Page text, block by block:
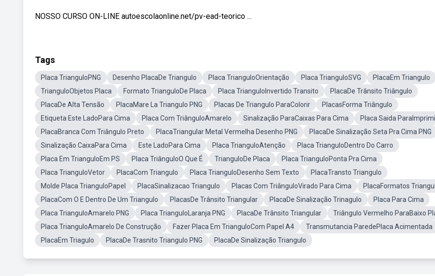
NOSSO CURSO ON-LINE autoescolaonline.net/pv-ead-teorico ...
Tags
Placa TrianguloPNG Desenho PlacaDe Triangulo Placa TrianguloOrientação Placa TrianguloSVG
PlacaEm Triangulo
TrianguloObjetos Placa
Formato TrianguloDe Placa Placa TrianguloInvertido Transito
PlacaDe Trânsito Triângulo
PlacaDe Alta Tensão
PlacaMare La Triangulo PNG Placas De Triangulo ParaColorir
PlacasForma Triângulo
Etiqueta Este LadoPara Cima
Placa Com TriânguloAmarelo Sinalização ParaCaixas Para Cima
Placa Saida
PlacaBranca Com Triângulo Preto
PlacaTriangular Metal Vermelha Desenho PNG
PlacaDe Sinalização Seta Pra Cima PNG
Sinalização CaixaPara Cima
Este LadoPara Cima Placa TrianguloAtenção
Placa TrianguloDentro Do Carro
Placa Em TrianguloEm PS
Placa TriânguloO Que É TrianguloDe Placa
Placa TrianguloPonta Pra Cima
Placa TrianguloVetor
PlacaCom Triangulo Placa TrianguloDesenho Sem Texto
PlacaTransto Triangulo
Molde Placa TrianguloPapel
PlacaSinalizacao Triangulo Placas Com TriânguloVirado Para Cima
PlacaFormatos
PlacaCom O E Dentro De Um Triangulo
PlacasDe Trânsito Triangular PlacaDe Sinalização Trinagulo
Placa Para Cima
Placa TrianguloAmarelo PNG
Placa TrianguloLaranja PNG PlacaDe Trânsito Triangular
Triângulo Vermelho ParaBaixo
Placa TrianguloAmarelo De Construção
Fazer Placa Em TrianguloCom Papel A4
Transmutancia ParedePlaca Acimentada
PlacaEm Triagulo
PlacaDe Trasnito Triangulo PNG PlacaDe Sinalização Triangulo